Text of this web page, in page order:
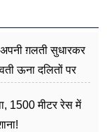
ग़लती सुधारकर
ऊना दलितों पर
1500 मीटर रेस में